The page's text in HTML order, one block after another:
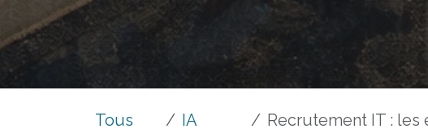
Tous
IA
Recrutement IT : les entreprises